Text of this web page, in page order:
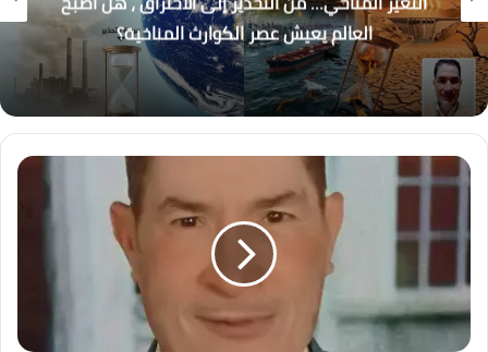
العالم يعيش عصر الكوارث المناخية؟